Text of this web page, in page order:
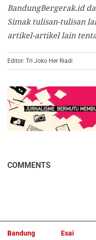
BandungBergerak.id
Simak tulisan-tulisan
artikel-artikel lain
Editor: Tri Joko Her Riadi
COMMENTS
Bandung Esai